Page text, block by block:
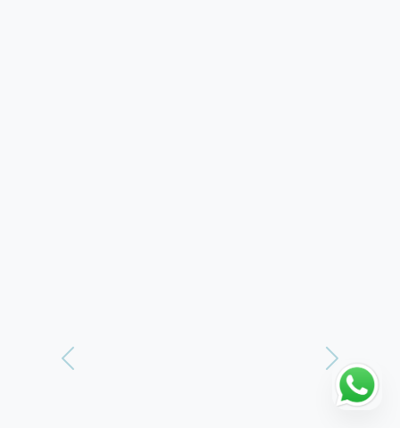
Vorherige Weiter